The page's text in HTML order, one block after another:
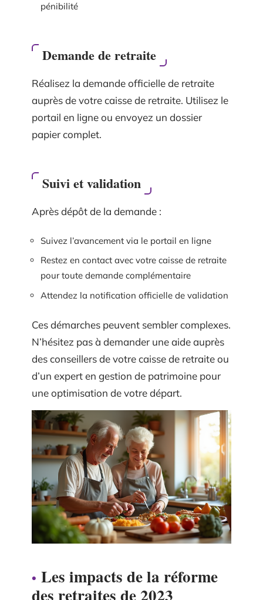
pénibilité
Demande de retraite
Réalisez la demande officielle de retraite
auprès de votre caisse de retraite. Utilisez le
portail en ligne ou envoyez un dossier
papier complet.
Suivi et validation
Après dépôt de la demande :
Suivez l’avancement via le portail en ligne
Restez en contact avec votre caisse de retraite
pour toute demande complémentaire
Attendez la notification officielle de validation
Ces démarches peuvent sembler complexes.
N’hésitez pas à demander une aide auprès
des conseillers de votre caisse de retraite ou
d’un expert en gestion de patrimoine pour
une optimisation de votre départ.
Les impacts de la réforme
des retraites de 2023